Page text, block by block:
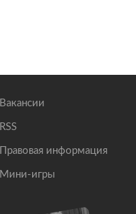
Вакансии
RSS
Правовая информация
Мини-игры